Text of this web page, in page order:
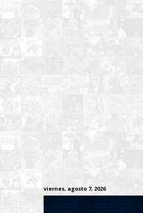
viernes, agosto 7, 2026